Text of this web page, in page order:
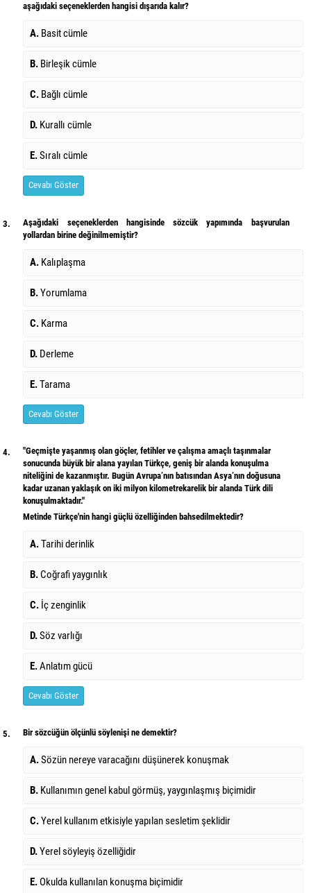
aşağıdaki seçeneklerden hangisi dışarıda kalır?
A. Basit cümle
B. Birleşik cümle
C. Bağlı cümle
D. Kurallı cümle
E.Sıralı cümle
Cevabı Göster
3.
Aşağıdaki seçeneklerden hangisinde sözcük yapımında başvurulan
yollardan birine değinilmemiştir?
A. Kalıplaşma
B.Yorumlama
C. Karma
D. Derleme
E.Tarama
Cevabı Göster
4.
"Geçmişte yaşanmış olan göçler, fetihler ve çalışma amaçlı taşınmalar
sonucunda büyük bir alana yayılan Türkçe, geniş bir alanda konuşulma
niteliğini de kazanmıştır. Bugün Avrupa’nın batısından Asya’nın doğusuna
kadar uzanan yaklaşık on iki milyon kilometrekarelik bir alanda Türk dili
konuşulmaktadır."
Metinde Türkçe'nin hangi güçlü özelliğinden bahsedilmektedir?
A.Tarihi derinlik
B.Coğrafi yaygınlık
C. İç zenginlik
D.Söz varlığı
E.Anlatım gücü
Cevabı Göster
5. Bir sözcüğün ölçünlü söylenişi ne demektir?
A.Sözün nereye varacağını düşünerek konuşmak
B. Kullanımın genel kabul görmüş, yaygınlaşmış biçimidir
C.Yerel kullanım etkisiyle yapılan sesletim şeklidir
D.Yerel söyleyiş özelliğidir
E. Okulda kullanılan konuşma biçimidir